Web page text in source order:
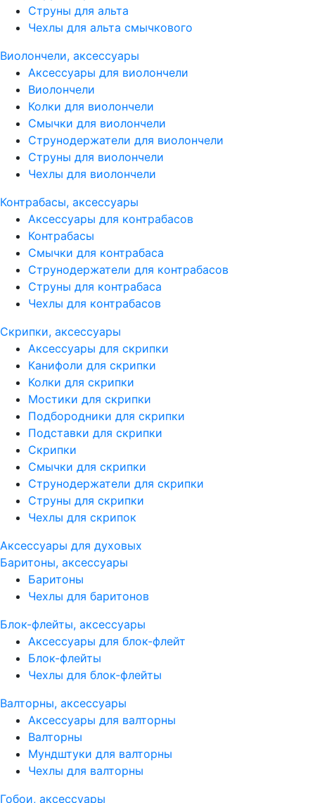
Струны для альта
Чехлы для альта смычкового
Виолончели, аксессуары
Аксессуары для виолончели
Виолончели
Колки для виолончели
Смычки для виолончели
Струнодержатели для виолончели
Струны для виолончели
Чехлы для виолончели
Контрабасы, аксессуары
Аксессуары для контрабасов
Контрабасы
Смычки для контрабаса
Струнодержатели для контрабасов
Струны для контрабаса
Чехлы для контрабасов
Скрипки, аксессуары
Аксессуары для скрипки
Канифоли для скрипки
Колки для скрипки
Мостики для скрипки
Подбородники для скрипки
Подставки для скрипки
Скрипки
Смычки для скрипки
Струнодержатели для скрипки
Струны для скрипки
Чехлы для скрипок
Аксессуары для духовых
Баритоны, аксессуары
Баритоны
Чехлы для баритонов
Блок-флейты, аксессуары
Аксессуары для блок-флейт
Блок-флейты
Чехлы для блок-флейты
Валторны, аксессуары
Аксессуары для валторны
Валторны
Мундштуки для валторны
Чехлы для валторны
Гобои, аксессуары